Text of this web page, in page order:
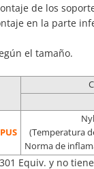
de los
en la parte
el tamaño.
(Temperatura
Norma de
Equiv. y no